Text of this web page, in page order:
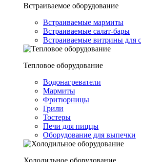
Встраиваемое оборудование
Встраиваемые мармиты
Встраиваемые салат-бары
Встраиваемые витрины для
Тепловое оборудование
Водонагреватели
Мармиты
Фритюрницы
Грили
Тостеры
Печи для пиццы
Оборудование для выпечки
Холодильное оборудование